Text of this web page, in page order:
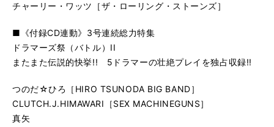
チャーリー・ワッツ［ザ・ローリング・ストーンズ］
■《付録CD連動》3号連続総力特集
ドラマーズ祭（バトル）II
またまた伝説的快挙!! 5ドラマーの壮絶プレイを独占収録!!
つのだ☆ひろ［HIRO TSUNODA BIG BAND］
CLUTCH.J.HIMAWARI［SEX MACHINEGUNS］
真矢